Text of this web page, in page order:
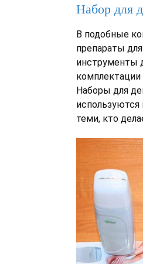
Набор для
В подобные
препараты
инструменты
Наборы для
теми, кто